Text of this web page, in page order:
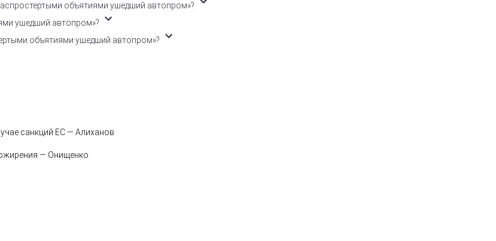
объятиями ушедший автопром»?
ушедший автопром»?
объятиями ушедший автопром»?
санкций ЕС — Алиханов
— Онищенко